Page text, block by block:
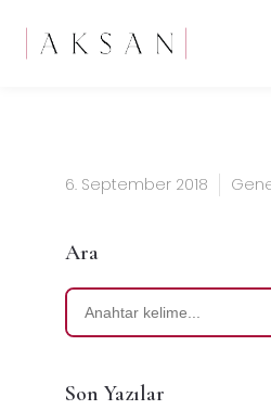
6. September 2018
Ara
Son Yazılar